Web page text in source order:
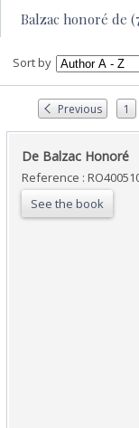
Balzac honoré de
Sort by
Previous 1
‎De Balzac Honoré‎
Reference :
See the book